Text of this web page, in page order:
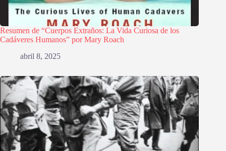
Resumen de “Cuerpos Extraños: La Vida Curiosa de los
Cadáveres Humanos” por Mary Roach
abril 8, 2025